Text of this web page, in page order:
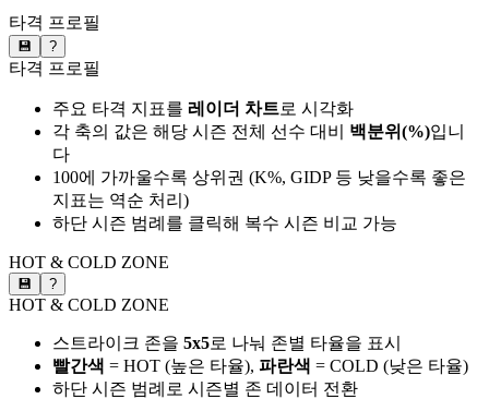
타격 프로필
💾 ?
타격 프로필
주요 타격 지표를 레이더 차트로 시각화
각 축의 값은 해당 시즌 전체 선수 대비 백분위(%)입니
다
100에 가까울수록 상위권 (K%, GIDP 등 낮을수록 좋은
지표는 역순 처리)
하단 시즌 범례를 클릭해 복수 시즌 비교 가능
HOT & COLD ZONE
💾 ?
HOT & COLD ZONE
스트라이크 존을 5x5로 나눠 존별 타율을 표시
빨간색 = HOT (높은 타율), 파란색 = COLD (낮은 타율)
하단 시즌 범례로 시즌별 존 데이터 전환